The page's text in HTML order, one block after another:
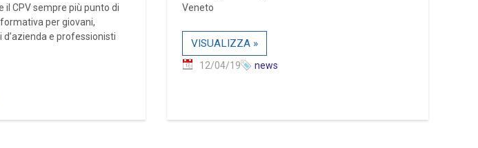
il CPV sempre più punto di
per giovani,
e professionisti
Veneto
VISUALIZZA »
12/04/19 news